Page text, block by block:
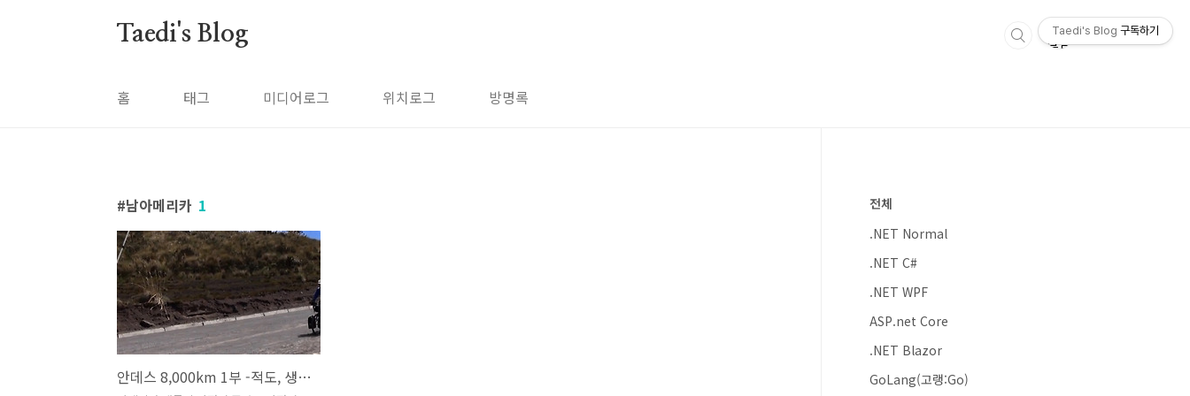
Taedi's Blog
홈 태그 미디어로그 위치로그 방명록
남아메리카 1
안데스 8,000km 1부 -적도, 생명의 땅- 편에 나온 세계일주 자전거 여행자
전체
.NET Normal
.NET C#
.NET WPF
ASP.net Core
.NET Blazor
GoLang(고랭:Go)
Taedi's Blog 구독하기